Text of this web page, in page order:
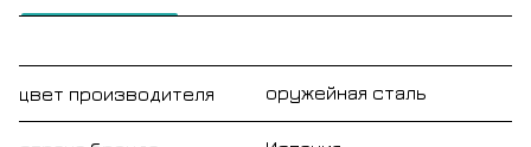
цвет производителя оружейная сталь